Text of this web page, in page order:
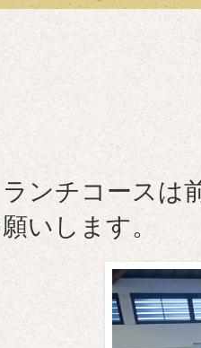
ンチコースは
いします。